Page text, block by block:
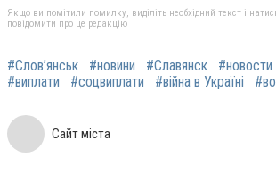
Якщо ви помітили помилку, виділіть необхідний текст і
повідомити про це редакцію
#Слов’янськ #новини #Славянск #новости
#виплати
#соцвиплати #війна в Україні
Сайт міста